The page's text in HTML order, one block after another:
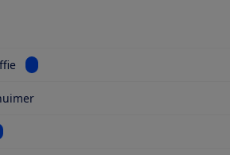
Bekijk informatie voor Type koffie
informatie voor EAN